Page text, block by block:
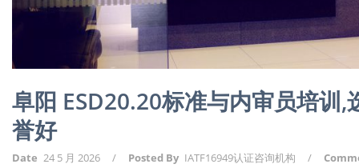
阜阳 ESD20.20标准与内审员培训
誉好
Date 24 5 月 2026 / Posted By IATF16949认证咨询机构 /